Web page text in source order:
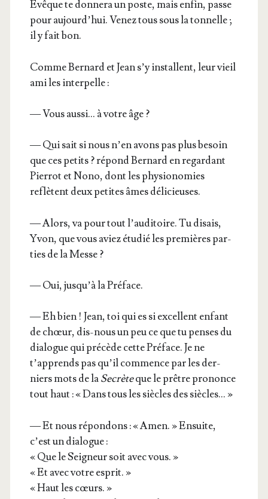
Évêque te don­ne­ra un poste, mais enfin, passe
pour aujourd’hui. Venez tous sous la ton­nelle ;
il y fait bon.
Comme Ber­nard et Jean s’y ins­tallent, leur vieil
ami les interpelle :
— Vous aus­si… à votre âge ?
— Qui sait si nous n’en avons pas plus besoin
que ces petits ? répond Ber­nard en regar­dant
Pier­rot et Nono, dont les phy­sio­no­mies
reflètent deux petites âmes délicieuses.
— Alors, va pour tout l’auditoire. Tu disais,
Yvon, que vous aviez étu­dié les pre­mières par­
ties de la Messe ?
— Oui, jusqu’à la Préface.
— Eh bien ! Jean, toi qui es si excellent enfant
de chœur, dis-nous un peu ce que tu penses du
dia­logue qui pré­cède cette Pré­face. Je ne
t’apprends pas qu’il com­mence par les der­
niers mots de laSecrèteque le prêtre pro­nonce
tout haut : « Dans tous les siècles des siècles… »
— Et nous répon­dons : « Amen. » Ensuite,
c’est un dialogue :
« Que le Sei­gneur soit avec vous. »
« Et avec votre esprit. »
« Haut les cœurs. »